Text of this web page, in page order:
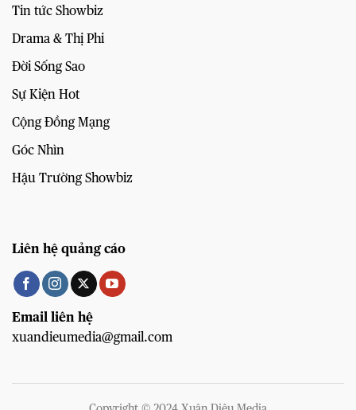
Tin tức Showbiz
Drama & Thị Phi
Đời Sống Sao
Sự Kiện Hot
Cộng Đồng Mạng
Góc Nhìn
Hậu Trường Showbiz
Liên hệ quảng cáo
Email liên hệ
xuandieumedia@gmail.com